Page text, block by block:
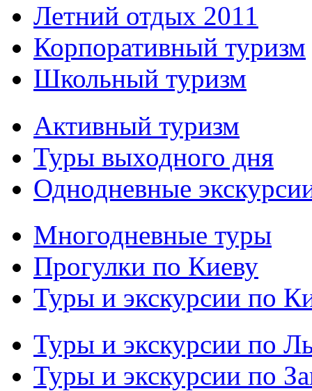
Летний отдых 2011
Корпоративный туризм
Школьный туризм
Активный туризм
Туры выходного дня
Однодневные
Многодневные туры
Прогулки по Киеву
Туры и экскурсии по
Туры и экскурсии по
Туры и экскурсии по